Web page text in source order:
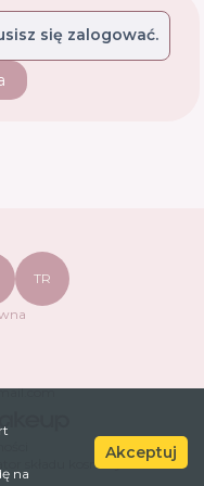
na
Akceptuj
się zalogować.
składu kosmetyków
TR